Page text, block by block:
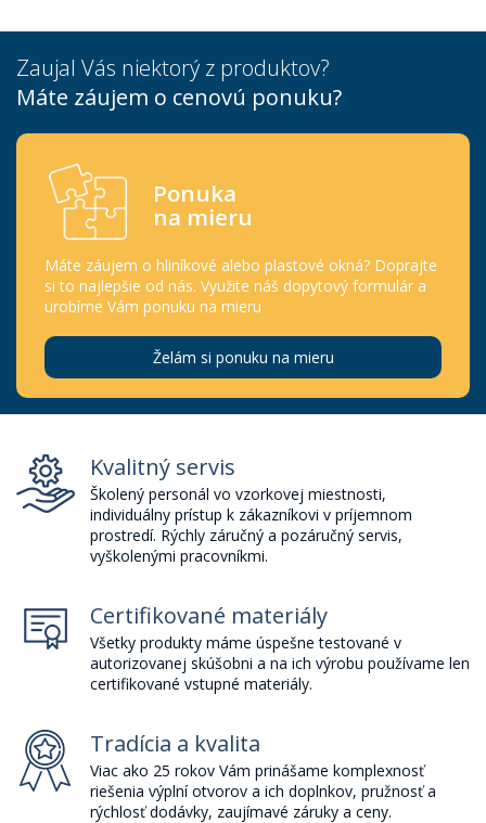
Zaujal Vás niektorý z produktov?
Máte záujem o cenovú ponuku?
Ponuka
na mieru
Máte záujem o hliníkové alebo plastové okná? Doprajte
si to najlepšie od nás. Využite náš dopytový formulár a
urobíme Vám ponuku na mieru
Želám si ponuku na mieru
Kvalitný servis
Školený personál vo vzorkovej miestnosti,
individuálny prístup k zákazníkovi v príjemnom
prostredí. Rýchly záručný a pozáručný servis,
vyškolenými pracovníkmi.
Certifikované materiály
Všetky produkty máme úspešne testované v
autorizovanej skúšobni a na ich výrobu používame len
certifikované vstupné materiály.
Tradícia a kvalita
Viac ako 25 rokov Vám prinášame komplexnosť
riešenia výplní otvorov a ich doplnkov, pružnosť a
rýchlosť dodávky, zaujímavé záruky a ceny.